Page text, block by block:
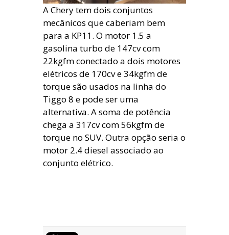
A Chery tem dois conjuntos
mecânicos que caberiam bem
para a KP11. O motor 1.5 a
gasolina turbo de 147cv com
22kgfm conectado a dois motores
elétricos de 170cv e 34kgfm de
torque são usados na linha do
Tiggo 8 e pode ser uma
alternativa. A soma de potência
chega a 317cv com 56kgfm de
torque no SUV. Outra opção seria o
motor 2.4 diesel associado ao
conjunto elétrico.